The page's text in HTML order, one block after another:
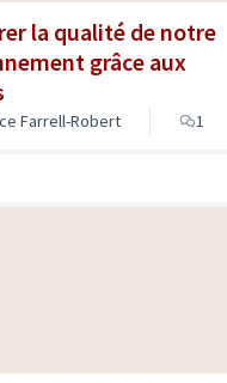
la qualité de notre
grâce aux
Farrell-Robert 1